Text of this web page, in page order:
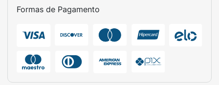
Formas de Pagamento